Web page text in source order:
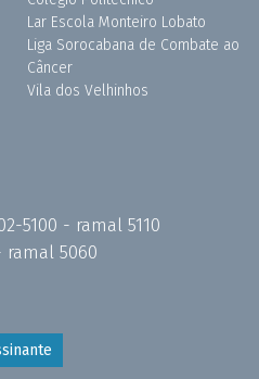
Lar Escola Monteiro Lobato
Liga Sorocabana de Combate ao
Câncer
Vila dos Velhinhos
5100 - ramal 5110
ramal 5060